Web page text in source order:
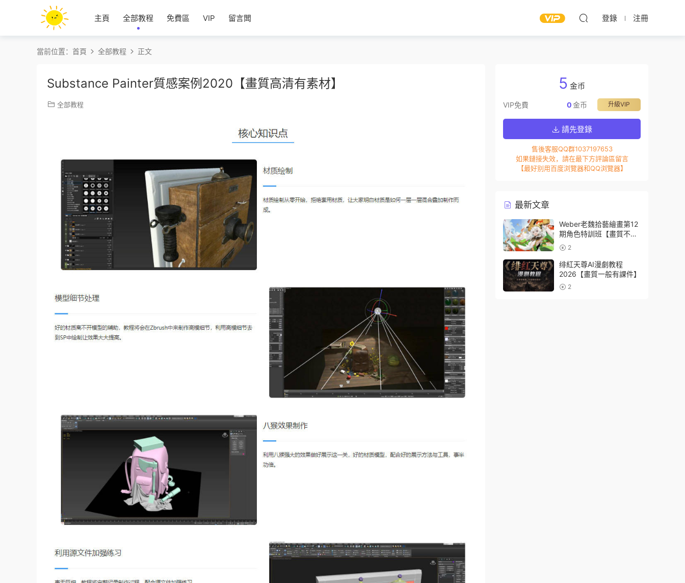
主頁 全部教程 免費區 VIP 留言闆 登錄 注冊
當前位置： 首頁 全部教程 正文
Substance Painter質感案例2020【畫質高清有素材】
全部教程
5 金币
VIP免費 升級VIP
0金币
請先登錄
售後客服QQ群1037197653
如果鏈接失效，請在最下方評論區留言
【最好别用百度浏覽器和QQ浏覽器】
最新文章
Weber老魏拾藝繪畫第12
期角色特訓班【畫質不錯
隻有視頻】
2
绯紅天尊AI漫劇教程
2026【畫質一般有課件】
2